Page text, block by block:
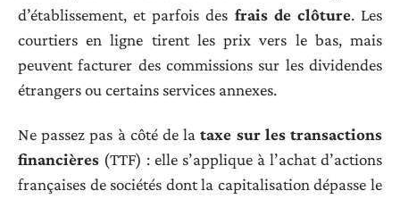
d’établissement, et parfois des frais de clôture. Les
courtiers en ligne tirent les prix vers le bas, mais
peuvent facturer des commissions sur les dividendes
étrangers ou certains services annexes.
Ne passez pas à côté de lataxe sur les transactions
financières (TTF) : elle s’applique à l’achat d’actions
françaises de sociétés dont la capitalisation dépasse le